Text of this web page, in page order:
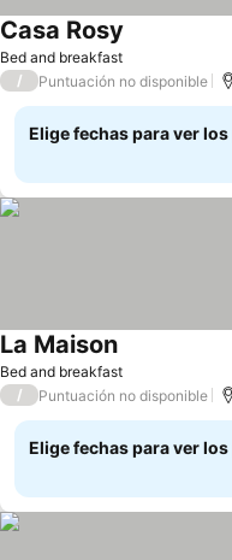
Bed and breakfast
Casa Rosy
/ Puntuación no disponible
Elige fechas para ver
Bed and breakfast
La Maison
/ Puntuación no disponible
Elige fechas para ver